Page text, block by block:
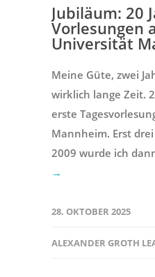
Jubiläum: 20
Vorlesungen
Universität
Meine Güte, zwei
wirklich lange Zeit.
erste
Mannheim. Erst
2009 wurde ich
→
28. OKTOBER 2025
ALEXANDER GROTH